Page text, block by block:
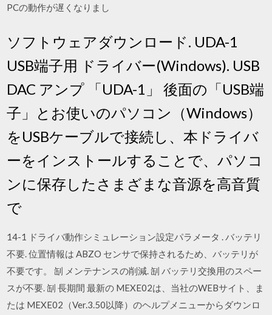
PCの動作が遅くなりまし
ソフトウェアダウンロード. UDA-1
USB端子用 ドライバー(Windows). USB
DAC アンプ 「UDA-1」 後面の「USB端
子」とお使いのパソコン（Windows）
をUSBケーブルで接続し、本ドライバ
ーをインストールすることで、パソコ
ンに保存したさまざまな音源を高音質
で
14-1 ドライバ動作シミュレーション設定パラメータ . バッテリ
不要. 位置情報は ABZO センサで保持されるため、バッテリが
不要です。 㓡 メンテナンスの削減. 㓡 バッテリ交換用のスペー
スが不要. 㓡 長期間 最新の MEXE02は、当社のWEBサイト、ま
たは MEXE02（Ver.3.50以降）のヘルプメニューからダウンロ